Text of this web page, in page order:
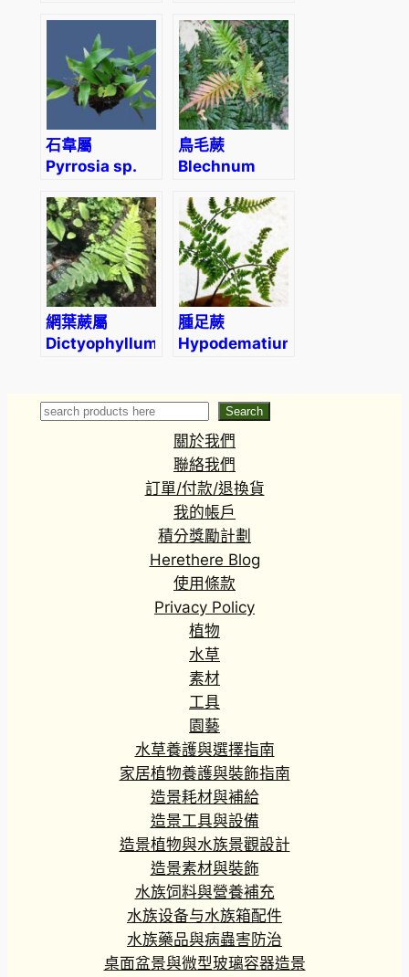
ovatus sp.
(Green)
(Reflected)
石韋屬
Pyrrosia sp.
鳥毛蕨
Blechnum
(Red)
網葉蕨屬
Dictyophyllum
腫足蕨
Hypodematium
Search Search
關於我們
聯絡我們
訂單/付款/退換貨
我的帳戶
積分獎勵計劃
Herethere Blog
使用條款
Privacy Policy
植物
水草
素材
工具
園藝
水草養護與選擇指南
家居植物養護與裝飾指南
造景耗材與補給
造景工具與設備
造景植物與水族景觀設計
造景素材與裝飾
水族饲料與營養補充
水族设备与水族箱配件
水族藥品與病蟲害防治
桌面盆景與微型玻璃容器造景